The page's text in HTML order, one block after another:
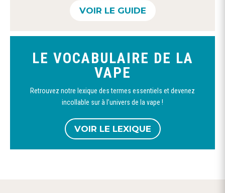
VOIR LE GUIDE
LE VOCABULAIRE DE LA
VAPE
Retrouvez notre lexique des termes essentiels et devenez
incollable sur à l’univers de la vape !
VOIR LE LEXIQUE